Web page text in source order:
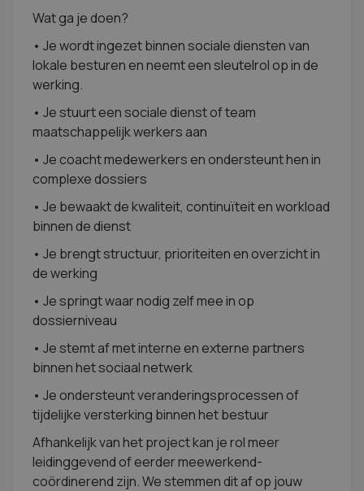
Wat ga je doen?
• Je wordt ingezet binnen sociale diensten van
lokale besturen en neemt een sleutelrol op in de
werking.
• Je stuurt een sociale dienst of team
maatschappelijk werkers aan
• Je coacht medewerkers en ondersteunt hen in
complexe dossiers
• Je bewaakt de kwaliteit, continuïteit en workload
binnen de dienst
• Je brengt structuur, prioriteiten en overzicht in
de werking
• Je springt waar nodig zelf mee in op
dossierniveau
• Je stemt af met interne en externe partners
binnen het sociaal netwerk
• Je ondersteunt veranderingsprocessen of
tijdelijke versterking binnen het bestuur
Afhankelijk van het project kan je rol meer
leidinggevend of eerder meewerkend-
coördinerend zijn. We stemmen dit af op jouw